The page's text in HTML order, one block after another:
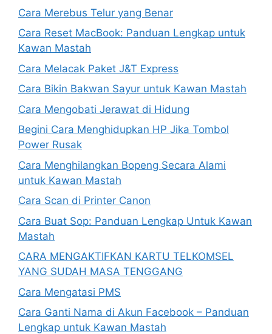
Cara Merebus Telur yang Benar
Cara Reset MacBook: Panduan Lengkap untuk
Kawan Mastah
Cara Melacak Paket J&T Express
Cara Bikin Bakwan Sayur untuk Kawan Mastah
Cara Mengobati Jerawat di Hidung
Begini Cara Menghidupkan HP Jika Tombol
Power Rusak
Cara Menghilangkan Bopeng Secara Alami
untuk Kawan Mastah
Cara Scan di Printer Canon
Cara Buat Sop: Panduan Lengkap Untuk Kawan
Mastah
CARA MENGAKTIFKAN KARTU TELKOMSEL
YANG SUDAH MASA TENGGANG
Cara Mengatasi PMS
Cara Ganti Nama di Akun Facebook – Panduan
Lengkap untuk Kawan Mastah